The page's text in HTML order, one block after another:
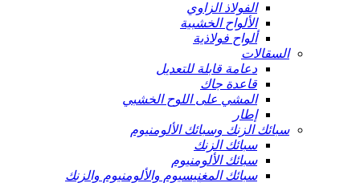
الفولاذ الزاوي
الألواح الخشبية
ألواح فولاذية
السقالات
دعامة قابلة للتعديل
قاعدة جاك
المشي على اللوح الخشبي
إطار
سبائك الزنك وسبائك الألومنيوم
سبائك الزنك
سبائك الألومنيوم
سبائك المغنيسيوم والألومنيوم والزنك